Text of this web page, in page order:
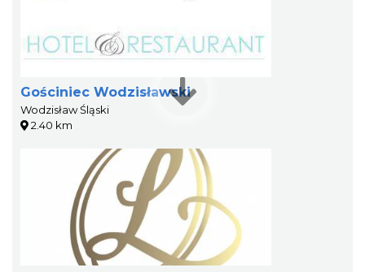
Gościniec Wodzisławski
Wodzisław Śląski
2.40 km